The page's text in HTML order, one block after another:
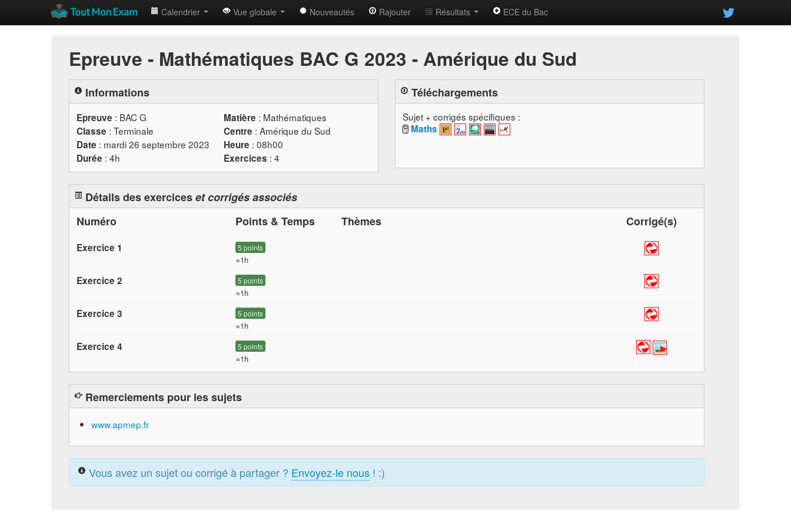
Calendrier Vue globale Nouveautés Rajouter Résultats ECE du Bac
Epreuve - Mathématiques BAC G 2023 - Amérique du Sud
Informations
Epreuve : BACG Matière : Mathématiques
Classe : Terminale Centre : Amérique du Sud
Date : mardi 26 septembre 2023 Heure : 08h00
Durée : 4h Exercices : 4
Téléchargements
Sujet + corrigés spécifiques :
Maths
Détails des exerciceset corrigés associés
Numéro
Points & Temps Thèmes Corrigé(s)
Exercice 1 5 points
≈1h
Exercice 2 5 points
≈1h
Exercice 3 5 points
≈1h
Exercice 4 5 points
≈1h
Remerciements pour les sujets
www.apmep.fr
Vous avez un sujet ou corrigé à partager ? Envoyez-le nous ! :)